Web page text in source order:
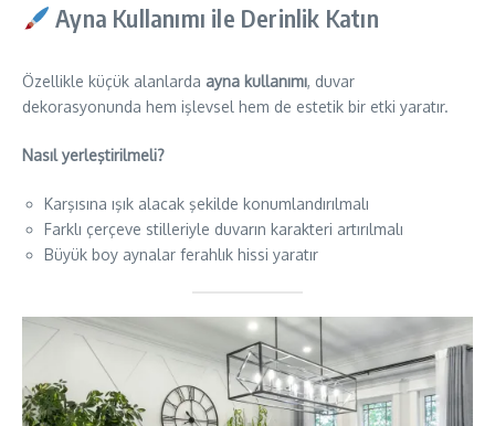
Ayna Kullanımı ile Derinlik Katın
Özellikle küçük alanlarda ayna kullanımı, duvar
dekorasyonunda hem işlevsel hem de estetik bir etki yaratır.
Nasıl yerleştirilmeli?
Karşısına ışık alacak şekilde konumlandırılmalı
Farklı çerçeve stilleriyle duvarın karakteri artırılmalı
Büyük boy aynalar ferahlık hissi yaratır